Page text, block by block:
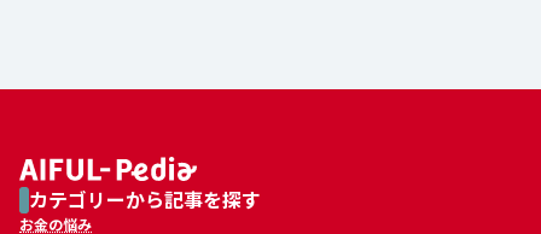
カテゴリーから記事を探す
お金の悩み